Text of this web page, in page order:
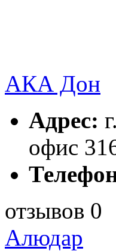
АКА Дон
Адрес:
офис
отзывов 0
Алюдар